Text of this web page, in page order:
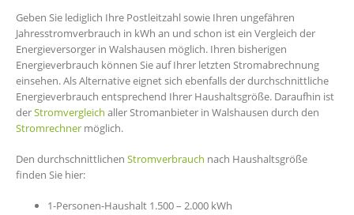
Geben Sie lediglich Ihre Postleitzahl sowie Ihren ungefähren
Jahresstromverbrauch in kWh an und schon ist ein Vergleich der
Energieversorger in Walshausen möglich. Ihren bisherigen
Energieverbrauch können Sie auf Ihrer letzten Stromabrechnung
einsehen. Als Alternative eignet sich ebenfalls der durchschnittliche
Energieverbrauch entsprechend Ihrer Haushaltsgröße. Daraufhin ist
derStromvergleich aller Stromanbieter in Walshausen durch den
Stromrechner möglich.
Den durchschnittlichen Stromverbrauch nach Haushaltsgröße
finden Sie hier:
1-Personen-Haushalt 1.500 – 2.000 kWh